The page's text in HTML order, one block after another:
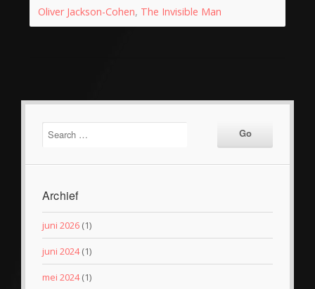
Oliver Jackson-Cohen, The Invisible Man
Archief
juni 2026 (1)
juni 2024(1)
mei 2024(1)